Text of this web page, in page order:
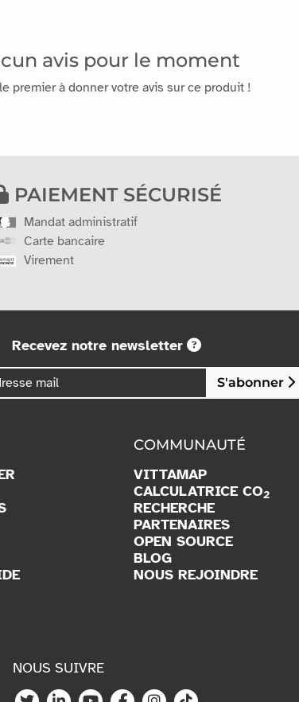
avis pour le moment
premier à donner votre avis sur ce produit !
PAIEMENT SÉCURISÉ
Mandat administratif
Carte bancaire
Virement
Recevez notre newsletter
S'abonner
COMMUNAUTÉ
VITTAMAP
CALCULATRICE CO2
RECHERCHE
PARTENAIRES
OPEN SOURCE
BLOG
NOUS REJOINDRE
NOUS SUIVRE